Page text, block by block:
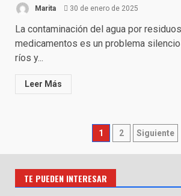
Marita 30 de enero de 2025
La contaminación del agua por
medicamentos es un problema
ríos y...
Leer Más
Paginación
de
entradas
1 2 Siguiente
TE PUEDEN INTERESAR